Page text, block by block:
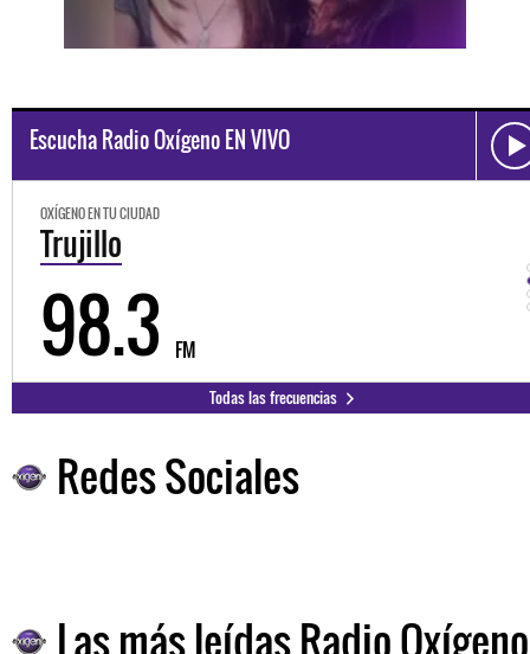
Escucha Radio Oxígeno EN VIVO
OXÍGENO EN TU CIUDAD
Trujillo
98.3 FM
Todas las frecuencias
Redes Sociales
Las más leídas Radio Oxígeno